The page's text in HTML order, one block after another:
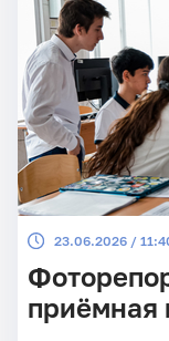
23.06.2026 /
приëмная